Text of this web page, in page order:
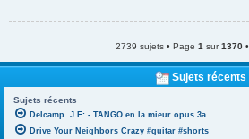
2739 sujets • Page 1 sur1370 •
Sujets récents
Sujets récents
Delcamp. J.F: - TANGO en la mieur opus 3a
Drive Your Neighbors Crazy #guitar #shorts